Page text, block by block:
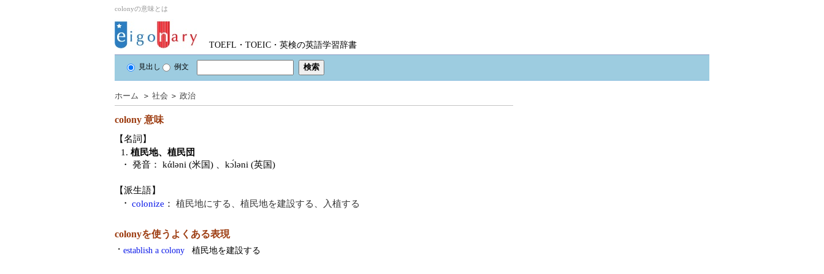
colonyの意味とは
TOEFL・TOEIC・英検の英語学習辞書
見出し 例文
ホーム ＞ 社会 ＞ 政治
colony 意味
【名詞】
1. 植民地、植民団
・ 発音：
kάləni (米国) 、kɔ́ləni (英国)
【派生語】
・ colonize ： 植民地にする、植民地を建設する、入植する
colonyを使うよくある表現
・ establish a colony 植民地を建設する